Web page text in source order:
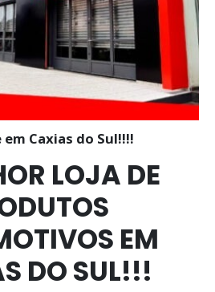
Caxias do Sul!!!!
LOJA DE
EM
DO SUL!!!